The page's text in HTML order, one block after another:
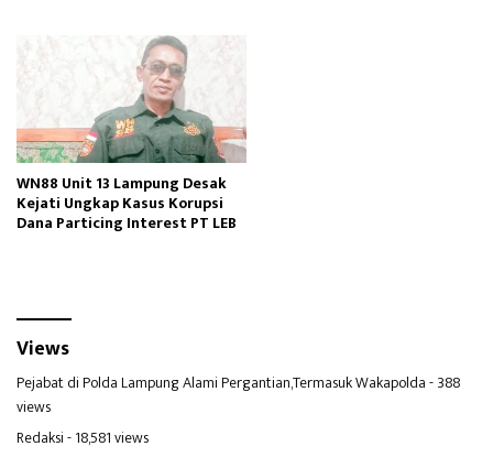
WN88 Unit 13 Lampung Desak
Kejati Ungkap Kasus Korupsi
Dana Particing Interest PT LEB
Views
Pejabat di Polda Lampung Alami Pergantian,Termasuk Wakapolda- 388
views
Redaksi- 18,581 views